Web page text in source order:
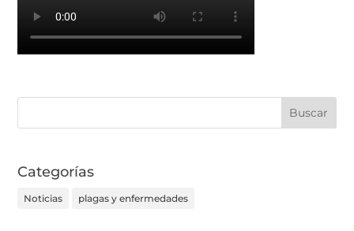
Categorías
Noticias plagas y enfermedades